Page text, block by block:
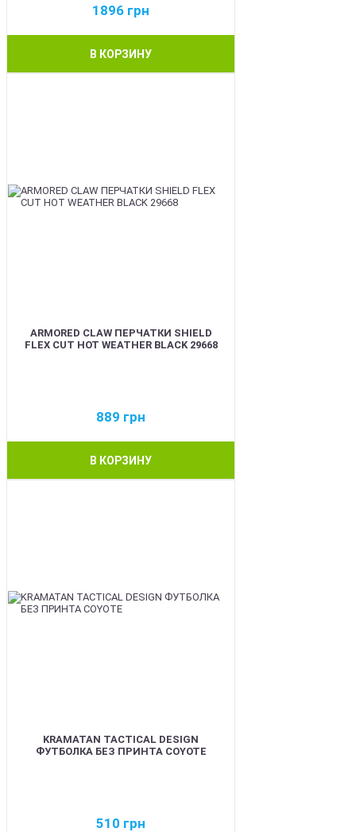
1896 грн
В КОРЗИНУ
ARMORED CLAW ПЕРЧАТКИ SHIELD
FLEX CUT HOT WEATHER BLACK 29668
889 грн
В КОРЗИНУ
KRAMATAN TACTICAL DESIGN
ФУТБОЛКА БЕЗ ПРИНТА COYOTE
510 грн